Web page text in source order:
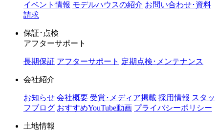
イベント情報 モデルハウスの紹介 お問い合わせ･資料
請求
保証･点検
アフターサポート
長期保証 アフターサポート 定期点検･メンテナンス
会社紹介
お知らせ 会社概要 受賞･メディア掲載 採用情報 スタッ
フブログ おすすめYouTube動画 プライバシーポリシー
土地情報